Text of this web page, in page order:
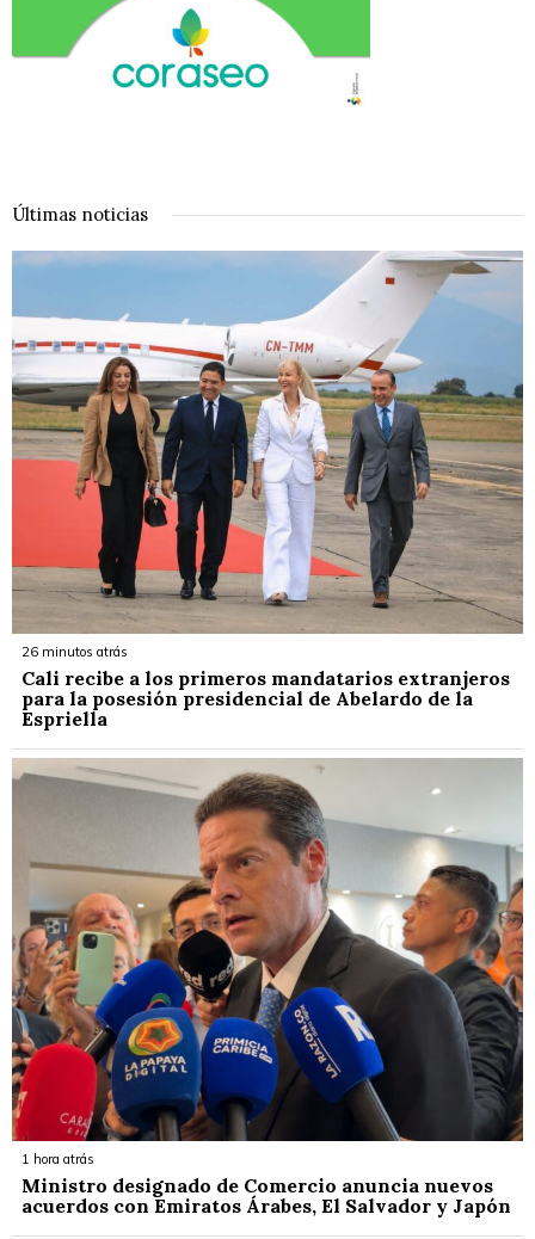
Últimas noticias
26 minutos atrás
Cali recibe a los primeros mandatarios extranjeros
para la posesión presidencial de Abelardo de la
Espriella
1 hora atrás
Ministro designado de Comercio anuncia nuevos
acuerdos con Emiratos Árabes, El Salvador y Japón